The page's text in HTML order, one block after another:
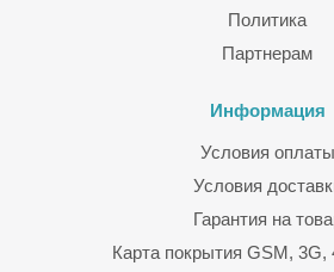
Политика
Партнерам
Информация
Условия оплаты
Условия
Гарантия на
Карта покрытия GSM, 3G,